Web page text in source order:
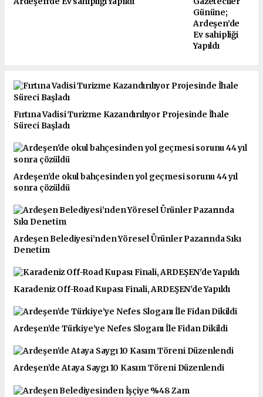
Gününe;
Ardeşen’de
Ev sahipliği
Yapıldı
Fırtına Vadisi Turizme Kazandırılıyor Projesinde İhale
Süreci Başladı
Ardeşen'de okul bahçesinden yol geçmesi sorunu 44 yıl
sonra çözüldü
Ardeşen Belediyesi’nden Yöresel Ürünler Pazarında Sıkı
Denetim
Karadeniz Off-Road Kupası Finali, ARDEŞEN'de Yapıldı
Ardeşen’de Türkiye’ye Nefes Sloganı İle Fidan Dikildi
Ardeşen’de Ataya Saygı 10 Kasım Töreni Düzenlendi